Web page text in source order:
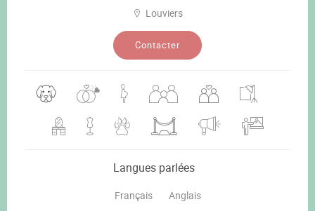
Louviers
Contacter
Langues parlées
Français Anglais